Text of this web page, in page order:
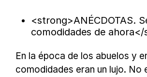
<strong>ANÉCDOTAS.
comodidades de
En la época de los abuelos y
comodidades eran un lujo.